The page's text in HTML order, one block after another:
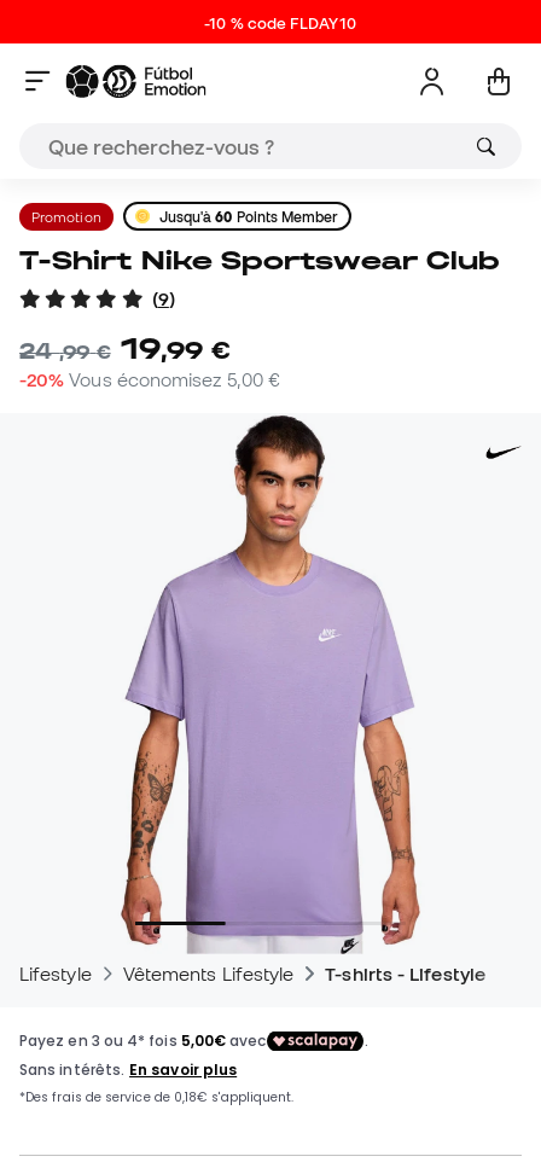
-10 % code FLDAY10
Promotion Jusqu'à60 Points Member
T-Shirt Nike Sportswear Club
(9)
24,99 € 19,99 €
-20% Vous économisez 5,00 €
Lifestyle Vêtements Lifestyle T-shirts - Lifestyle